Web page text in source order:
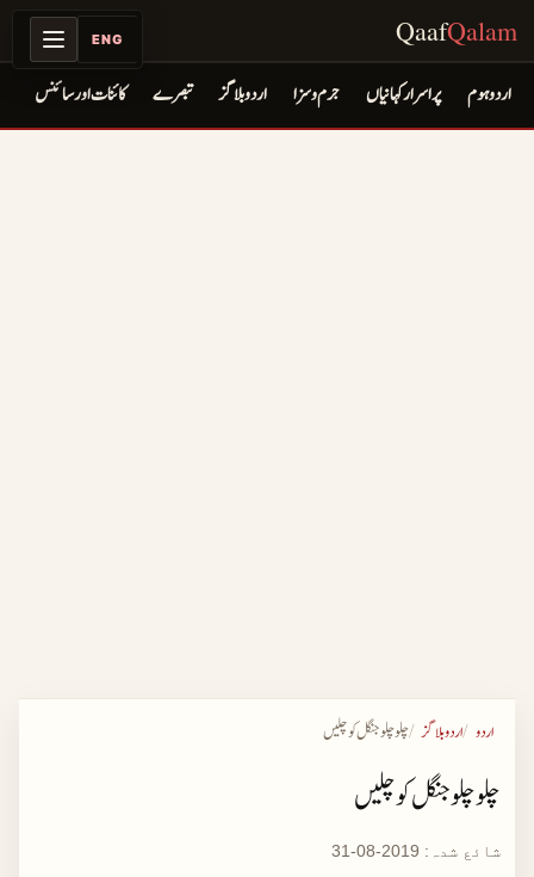
QaafQalam
ENG
اردو ہوم پراسرار کہانیاں جرم و سزا اردو بلاگز تبصرے کائنات اور سائنس
اردو اردو بلاگز چلو چلو جنگل کو چلیں
چلو چلو جنگل کو چلیں
شائع شدہ: 2019-08-31